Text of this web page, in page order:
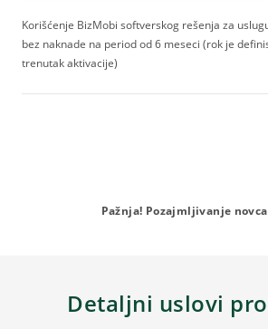
Korišćenje BizMobi softverskog rešenja za
bez naknade na period od 6 meseci (rok je
trenutak aktivacije)
Pažnja! Pozajmljivanje
Detaljni uslovi